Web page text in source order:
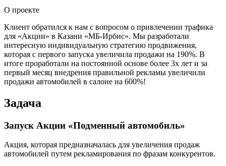
О проекте
Клиент обратился к нам с вопросом о привлечении трафика
для «Акции» в Казани «МБ-Ирбис». Мы разработали
интересную индивидуальную стратегию продвижения,
которая с первого запуска увеличила продажи на 190%. В
итоге проработали на постоянной основе более 3х лет и за
первый месяц внедрения правильной рекламы увеличили
продажи автомобилей в салоне на 600%!
Задача
Запуск Акции «Подменный автомобиль»
Акция, которая предназначалась для увеличения продаж
автомобилей путем рекламирования по фразам конкурентов.